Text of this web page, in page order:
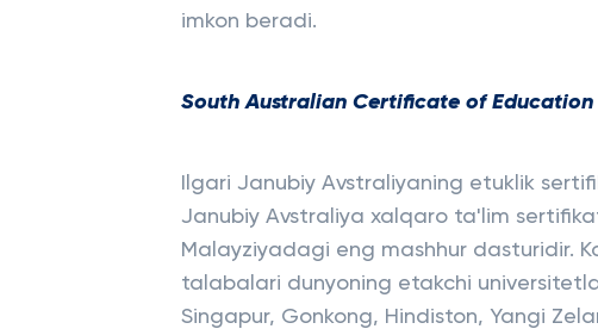
imkon beradi.
South Australian Certificate of
Ilgari Janubiy Avstraliyaning etuklik
Janubiy Avstraliya xalqaro ta'lim
Malayziyadagi eng mashhur dasturidir.
talabalari dunyoning etakchi
Singapur, Gonkong, Hindiston, Yangi